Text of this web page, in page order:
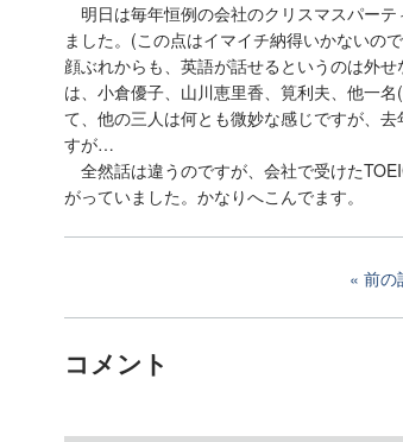
明日は毎年恒例の会社のクリスマスパー
ました。(この点はイマイチ納得いかないの
顔ぶれからも、英語が話せるというのは外
は、小倉優子、山川恵里香、筧利夫、他一
て、他の三人は何とも微妙な感じですが、
すが…
全然話は違うのですが、会社で受けた
がっていました。かなりへこんでます。
前の
コメント